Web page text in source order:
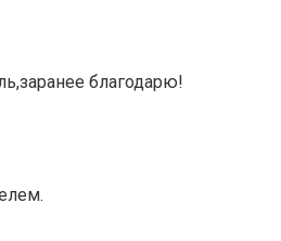
благодарю!